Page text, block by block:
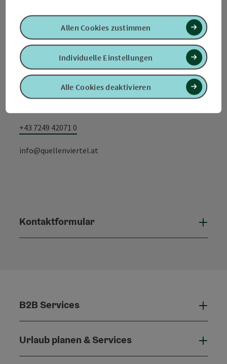
Kontakt
Tourismusverband Quellenviertel
Promenade 2
4701 Bad Schallerbach
+43 7249 42071 0
info@quellenviertel.at
Kontaktformular
B2B Services
Urlaub planen & Services
Alle Cookies deaktivieren
Individuelle Einstellungen
Allen Cookies zustimmen